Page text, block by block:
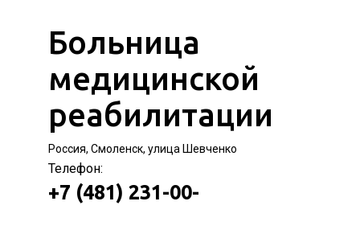
Больница
медицинской
реабилитации
Россия, Смоленск, улица Шевченко
Телефон:
+7 (481) 231-00-